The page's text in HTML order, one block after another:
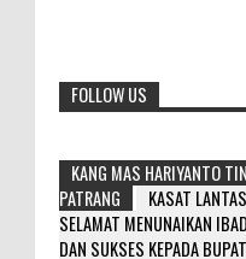
FOLLOW US
KANG MAS HARIYANTO
PATRANG
KASAT
SELAMAT MENUNAIKAN
DAN SUKSES KEPADA